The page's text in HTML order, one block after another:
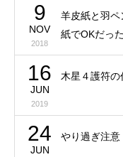
9
NOV
2018
羊皮紙と羽
紙でOKだっ
16
JUN
2019
木星４護符
24
JUN
やり過ぎ注